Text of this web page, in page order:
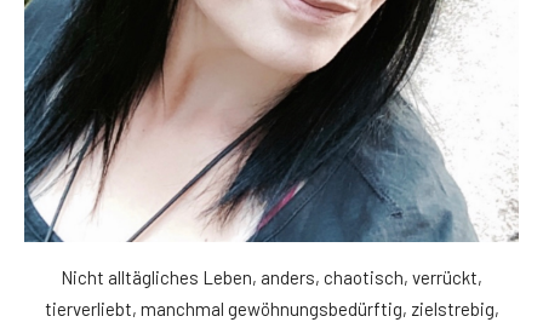
Nicht alltägliches Leben, anders, chaotisch, verrückt,
tierverliebt, manchmal gewöhnungsbedürftig, zielstrebig,